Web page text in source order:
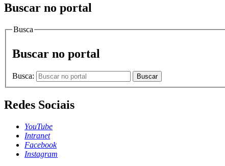
Buscar no portal
Busca
Buscar no portal
Busca: Buscar
Redes Sociais
YouTube
Intranet
Facebook
Instagram